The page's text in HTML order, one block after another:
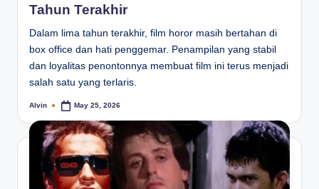
Tahun Terakhir
Dalam lima tahun terakhir, film horor masih bertahan di
box office dan hati penggemar. Penampilan yang stabil
dan loyalitas penontonnya membuat film ini terus menjadi
salah satu yang terlaris.
Posted
Alvin May 25, 2026